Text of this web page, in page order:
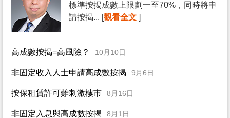
標準按揭成數上限劃一至70%，同時將申
請按揭... [觀看全文 ]
高成數按揭=高風險？ 10月10日
非固定收入人士申請高成數按揭 9月6日
按保租賃許可難刺激樓市 8月16日
非固定入息與高成數按揭 8月1日